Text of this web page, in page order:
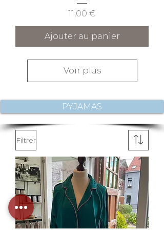
Prix
11,00 €
Ajouter au panier
Voir plus
PYJAMAS
Filtrer